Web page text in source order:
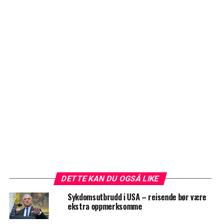
DETTE KAN DU OGSÅ LIKE
Sykdomsutbrudd i USA – reisende bør være
ekstra oppmerksomme